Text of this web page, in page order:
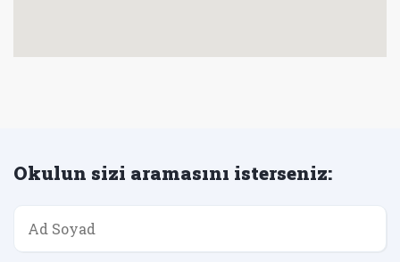
Okulun sizi aramasını isterseniz: